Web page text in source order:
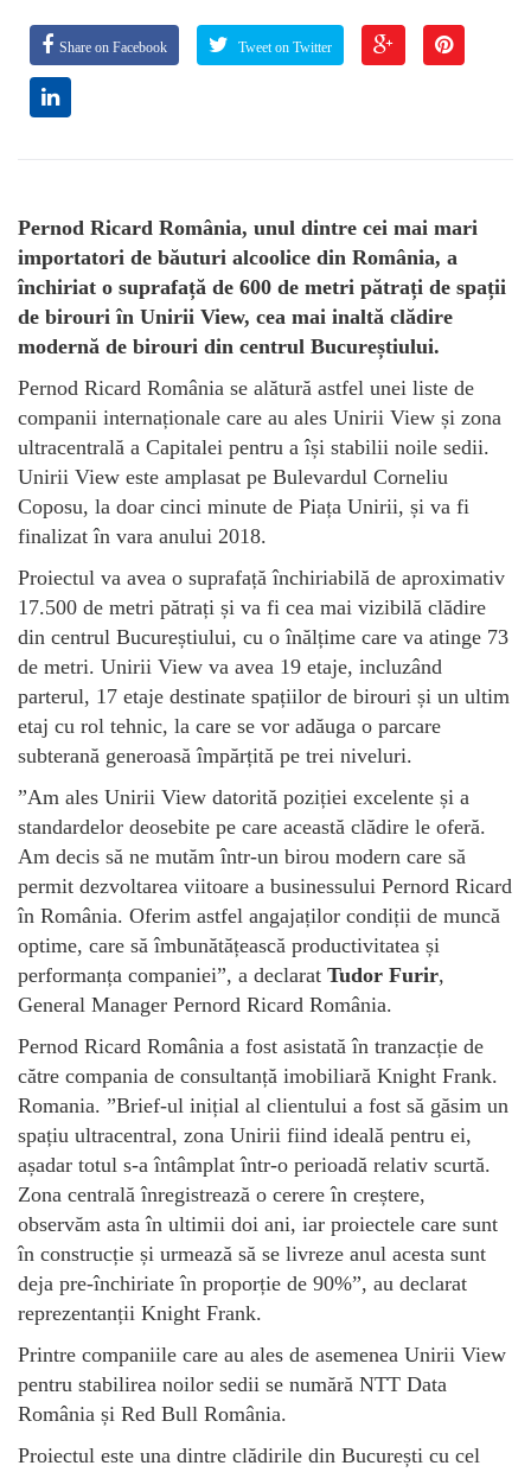
Share on Facebook Tweet on Twitter
Pernod Ricard România, unul dintre cei mai mari
importatori de băuturi alcoolice din România, a
închiriat o suprafață de 600 de metri pătrați de spații
de birouri în Unirii View, cea mai inaltă clădire
modernă de birouri din centrul Bucureștiului.
Pernod Ricard România se alătură astfel unei liste de
companii internaționale care au ales Unirii View și zona
ultracentrală a Capitalei pentru a își stabilii noile sedii.
Unirii View este amplasat pe Bulevardul Corneliu
Coposu, la doar cinci minute de Piața Unirii, și va fi
finalizat în vara anului 2018.
Proiectul va avea o suprafață închiriabilă de aproximativ
17.500 de metri pătrați și va fi cea mai vizibilă clădire
din centrul Bucureștiului, cu o înălțime care va atinge 73
de metri. Unirii View va avea 19 etaje, incluzând
parterul, 17 etaje destinate spațiilor de birouri și un ultim
etaj cu rol tehnic, la care se vor adăuga o parcare
subterană generoasă împărțită pe trei niveluri.
”Am ales Unirii View datorită poziției excelente și a
standardelor deosebite pe care această clădire le oferă.
Am decis să ne mutăm într-un birou modern care să
permit dezvoltarea viitoare a businessului Pernord Ricard
în România. Oferim astfel angajaților condiții de muncă
optime, care să îmbunătățească productivitatea și
performanța companiei”, a declarat Tudor Furir,
General Manager Pernord Ricard România.
Pernod Ricard România a fost asistată în tranzacție de
către compania de consultanță imobiliară Knight Frank.
Romania. ”Brief-ul inițial al clientului a fost să găsim un
spațiu ultracentral, zona Unirii fiind ideală pentru ei,
așadar totul s-a întâmplat într-o perioadă relativ scurtă.
Zona centrală înregistrează o cerere în creștere,
observăm asta în ultimii doi ani, iar proiectele care sunt
în construcție și urmează să se livreze anul acesta sunt
deja pre-închiriate în proporție de 90%”, au declarat
reprezentanții Knight Frank.
Printre companiile care au ales de asemenea Unirii View
pentru stabilirea noilor sedii se numără NTT Data
România și Red Bull România.
Proiectul este una dintre clădirile din București cu cel